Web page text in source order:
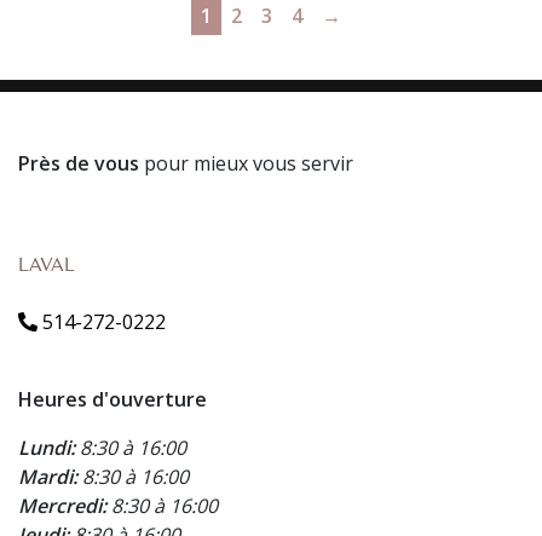
1 2 3 4 →
Près de vous pour mieux vous servir
LAVAL
514-272-0222
Heures d'ouverture
Lundi:8:30 à 16:00
Mardi:8:30 à 16:00
Mercredi:8:30 à 16:00